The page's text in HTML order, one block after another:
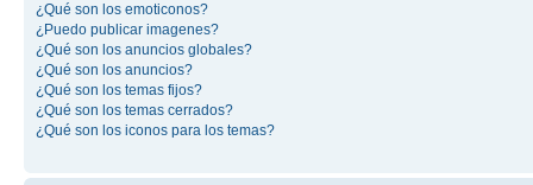
¿Qué son los emoticonos?
¿Puedo publicar imagenes?
¿Qué son los anuncios globales?
¿Qué son los anuncios?
¿Qué son los temas fijos?
¿Qué son los temas cerrados?
¿Qué son los iconos para los temas?